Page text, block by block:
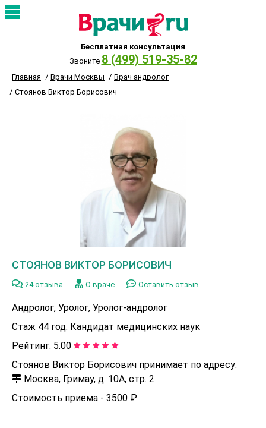
Бесплатная консультация
Звоните 8 (499) 519-35-82
Главная Врачи Москвы
Врач андролог
Стоянов Виктор Борисович
СТОЯНОВ ВИКТОР БОРИСОВИЧ
24 отзыва О враче Оставить отзыв
Андролог, Уролог, Уролог-андролог
Стаж 44 год. Кандидат медицинских наук
Рейтинг: 5.00
Стоянов Виктор Борисович принимает по адресу:
Москва, Гримау, д. 10А, стр. 2
Стоимость приема - 3500 ₽